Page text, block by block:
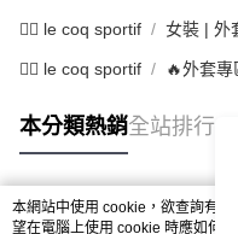
🚴‍♂️ le coq sportif 女裝 | 外
🚴‍♂️ le coq sportif 🔥外套專
本分類熱銷全站排行
熱門標籤
本網站中使用 cookie，欲查詢有關
望在電腦上使用 cookie 時應如何